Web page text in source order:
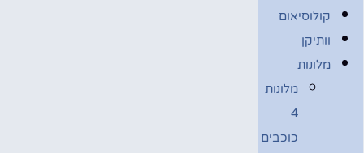
קולוסיאום
וותיקן
מלונות
מלונות
4
כוכבים